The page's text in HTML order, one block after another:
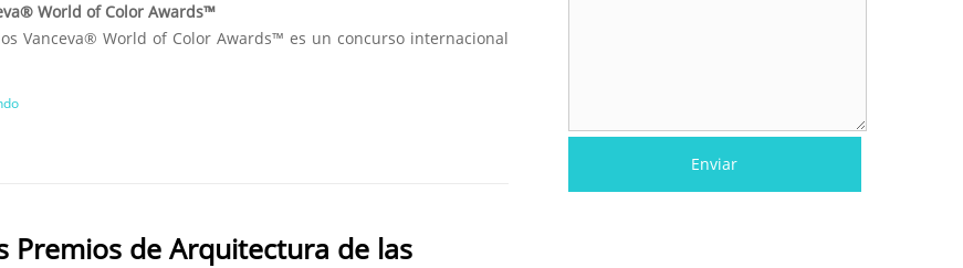
World of Color Awards™
Vanceva® World of Color Awards™ es un concurso internacional
de Arquitectura de las